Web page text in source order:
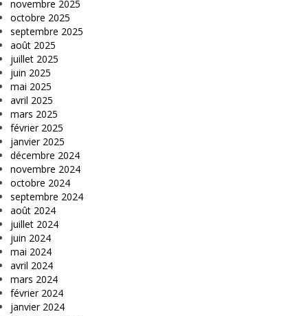
novembre 2025
octobre 2025
septembre 2025
août 2025
juillet 2025
juin 2025
mai 2025
avril 2025
mars 2025
février 2025
janvier 2025
décembre 2024
novembre 2024
octobre 2024
septembre 2024
août 2024
juillet 2024
juin 2024
mai 2024
avril 2024
mars 2024
février 2024
janvier 2024